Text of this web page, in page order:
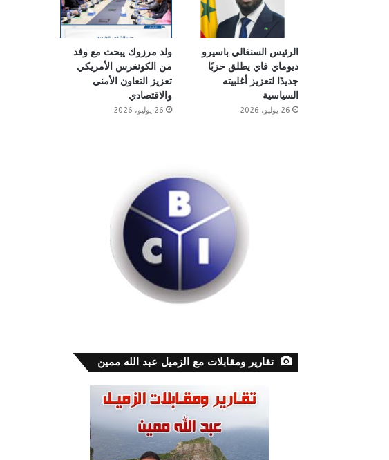
الرئيس السنغالي باسيرو
ديوماي فاي يطلق حزبًا
جديدًا لتعزيز أغلبيته
السياسية
26 يوليو، 2026
ولد مرزوك يبحث مع وفد
من الكونغرس الأمريكي
تعزيز التعاون الأمني
والاقتصادي
26 يوليو، 2026
تقارير ومقابلات مع الزميل عبد الله ممين